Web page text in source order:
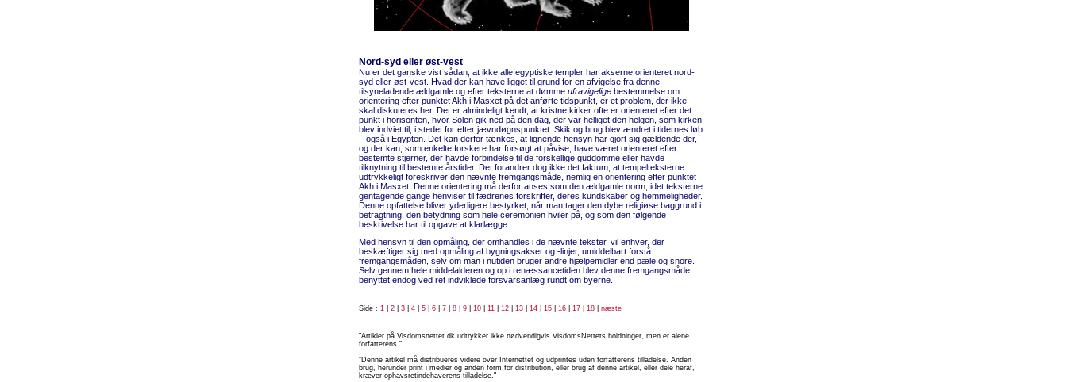
Nord-syd eller øst-vest
Nu er det ganske vist sådan, at ikke alle egyptiske templer har akserne orienteret nord-
syd eller øst-vest. Hvad der kan have ligget til grund for en afvigelse fra denne,
tilsyneladende ældgamle og efter teksterne at dømme ufravigelige bestemmelse om
orientering efter punktet Akh i Masxet på det anførte tidspunkt, er et problem, der ikke
skal diskuteres her. Det er almindeligt kendt, at kristne kirker ofte er orienteret efter det
punkt i horisonten, hvor Solen gik ned på den dag, der var helliget den helgen, som kirken
blev indviet til, i stedet for efter jævndøgnspunktet. Skik og brug blev ændret i tidernes løb
− også i Egypten. Det kan derfor tænkes, at lignende hensyn har gjort sig gældende der,
og der kan, som enkelte forskere har forsøgt at påvise, have været orienteret efter
bestemte stjerner, der havde forbindelse til de forskellige guddomme eller havde
tilknytning til bestemte årstider. Det forandrer dog ikke det faktum, at tempelteksterne
udtrykkeligt foreskriver den nævnte fremgangsmåde, nemlig en orientering efter punktet
Akh i Masxet. Denne orientering må derfor anses som den ældgamle norm, idet teksterne
gentagende gange henviser til fædrenes forskrifter, deres kundskaber og hemmeligheder.
Denne opfattelse bliver yderligere bestyrket, når man tager den dybe religiøse baggrund i
betragtning, den betydning som hele ceremonien hviler på, og som den følgende
beskrivelse har til opgave at klarlægge.
Med hensyn til den opmåling, der omhandles i de nævnte tekster, vil enhver, der
beskæftiger sig med opmåling af bygningsakser og -linjer, umiddelbart forstå
fremgangsmåden, selv om man i nutiden bruger andre hjælpemidler end pæle og snore.
Selv gennem hele middelalderen og op i renæssancetiden blev denne fremgangsmåde
benyttet endog ved ret indviklede forsvarsanlæg rundt om byerne.
Side : 1 2 3 4 5 6 7 8 9 10 11 12 13 14 15 16 17 18 næste
"Artikler på Visdomsnettet.dk udtrykker ikke nødvendigvis VisdomsNettets holdninger, men er alene
forfatterens.”
”Denne artikel må distribueres videre over Internettet og udprintes uden forfatterens tilladelse. Anden
brug, herunder print i medier og anden form for distribution, eller brug af denne artikel, eller dele heraf,
kræver ophavsretindehaverens tilladelse."